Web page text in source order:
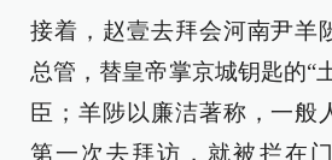
接着，赵壹去拜会河南尹羊
总管，替皇帝掌京城钥匙的“
臣；羊陟以廉洁著称，一般
第一次去拜访，就被拦在